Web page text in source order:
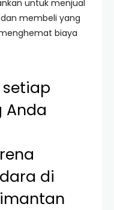
untuk menjual
membeli yang
biaya
setiap
Anda
di